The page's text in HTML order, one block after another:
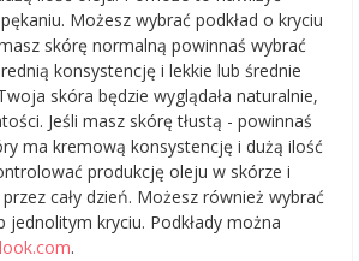
Możesz wybrać podkład o kryciu
skórę normalną powinnaś wybrać
konsystencję i lekkie lub średnie
skóra będzie wyglądała naturalnie,
Jeśli masz skórę tłustą - powinnaś
ma kremową konsystencję i dużą ilość
produkcję oleju w skórze i
cały dzień. Możesz również wybrać
jednolitym kryciu. Podkłady można
.